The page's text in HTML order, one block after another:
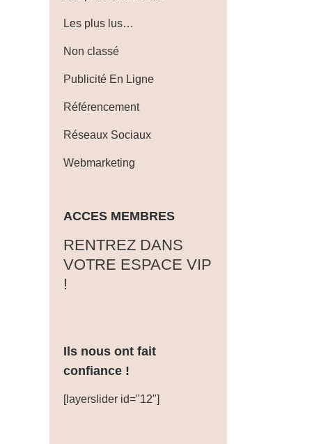
Les plus lus…
Non classé
Publicité En Ligne
Référencement
Réseaux Sociaux
Webmarketing
ACCES MEMBRES
‎RENTREZ DANS
VOTRE ESPACE VIP
!
Ils nous ont fait
confiance !
[layerslider id="12"]